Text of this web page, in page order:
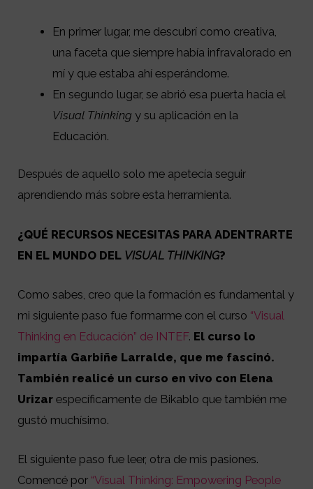
En primer lugar, me descubrí como creativa,
una faceta que siempre había infravalorado en
mí y que estaba ahí esperándome.
En segundo lugar, se abrió esa puerta hacia el
Visual Thinking y su aplicación en la
Educación.
Después de aquello solo me apetecía seguir
aprendiendo más sobre esta herramienta.
¿QUÉ RECURSOS NECESITAS PARA ADENTRARTE
EN EL MUNDO DEL VISUAL THINKING?
Como sabes, creo que la formación es fundamental y
mi siguiente paso fue formarme con el curso “Visual
Thinking en Educación” de INTEF. El curso lo
impartía Garbiñe Larralde, que me fascinó.
También realicé un curso en vivo con Elena
Urizar específicamente de Bikablo que también me
gustó muchísimo.
El siguiente paso fue leer, otra de mis pasiones.
Comencé por “Visual Thinking: Empowering People